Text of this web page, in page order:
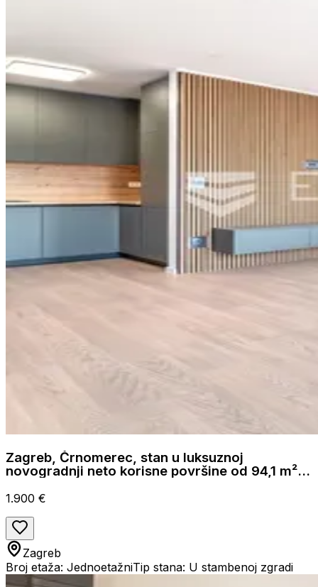
Zagreb, Črnomerec, stan u luksuznoj
novogradnji neto korisne površine od 94,1 m² 2
1.900 €
Zagreb
Broj etaža: JednoetažniTip stana: U stambenoj zgradi